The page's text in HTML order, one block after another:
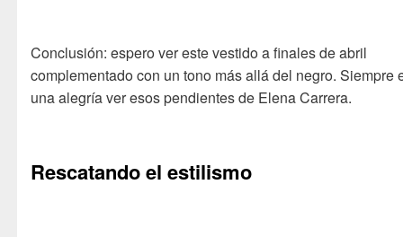
Conclusión: espero ver este vestido a finales de abril
complementado con un tono más allá del negro. Siempre
una alegría ver esos pendientes de Elena Carrera.
Rescatando el estilismo